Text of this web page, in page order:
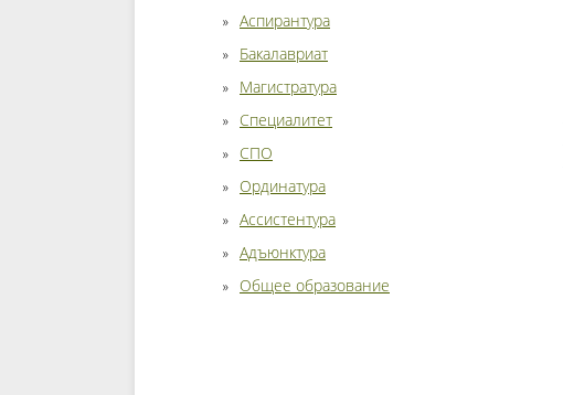
Аспирантура
Бакалавриат
Магистратура
Специалитет
СПО
Ординатура
Ассистентура
Адъюнктура
Общее образование